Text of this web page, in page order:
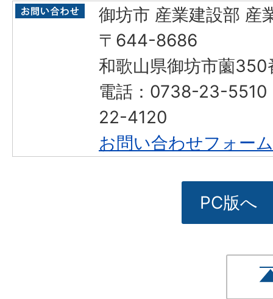
御坊市 産業建設部 産
〒644-8686
和歌山県御坊市薗350
電話：0738-23-
22-4120
お問い合わせフォーム
PC版へ